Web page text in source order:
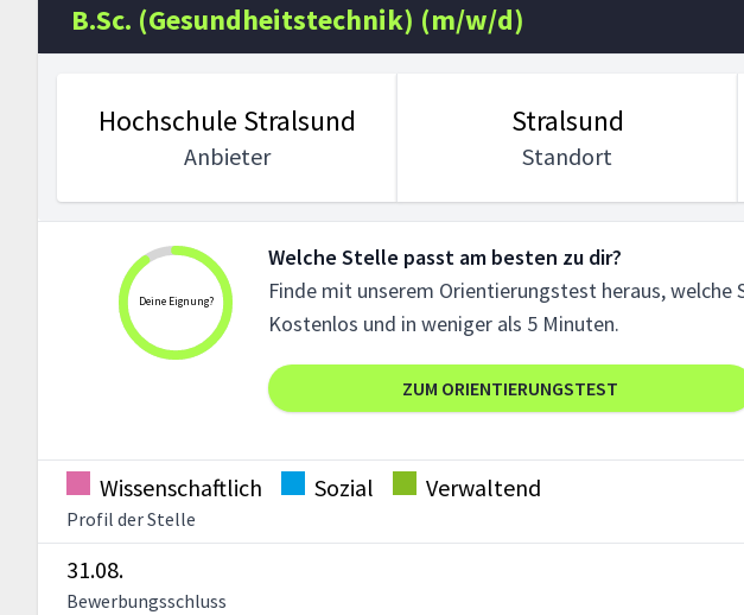
B.Sc. (Gesundheitstechnik) (m/w/d)
Hochschule Stralsund
Anbieter
Stralsund
Standort
Deine Eignung?
Welche Stelle passt am besten zu dir?
Finde mit unserem Orientierungstest heraus, welche
Kostenlos und in weniger als 5 Minuten.
ZUM ORIENTIERUNGSTEST
Wissenschaftlich Sozial Verwaltend
Profil der Stelle
31.08.
Bewerbungsschluss